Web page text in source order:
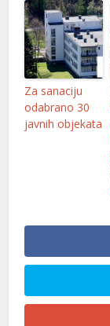
Za sanaciju
odabrano 30
javnih objekata